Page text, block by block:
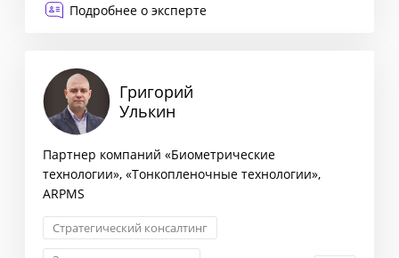
Подробнее о эксперте
Григорий
Улькин
Партнер компаний «Биометрические
технологии», «Тонкопленочные технологии»,
ARPMS
Стратегический консалтинг